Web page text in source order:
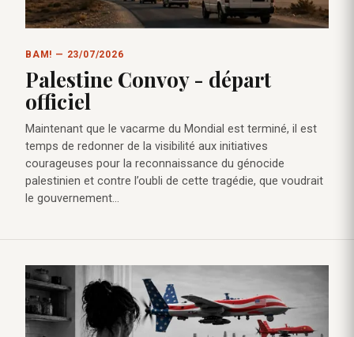
BAM! — 23/07/2026
Palestine Convoy - départ
officiel
Maintenant que le vacarme du Mondial est terminé, il est
temps de redonner de la visibilité aux initiatives
courageuses pour la reconnaissance du génocide
palestinien et contre l’oubli de cette tragédie, que voudrait
le gouvernement…